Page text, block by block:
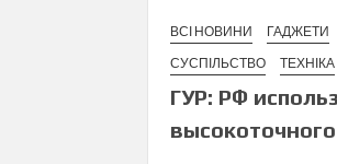
ВСІ НОВИНИ ГАДЖЕТИ
СУСПІЛЬСТВО
ТЕХНІКА
ГУР: РФ